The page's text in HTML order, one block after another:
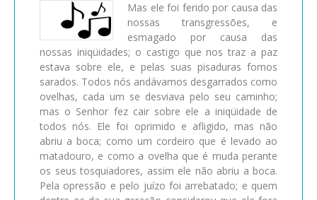
Mas ele foi ferido por causa das
nossas transgressões, e
esmagado por causa das
nossas iniqüidades; o castigo que nos traz a paz
estava sobre ele, e pelas suas pisaduras fomos
sarados. Todos nós andávamos desgarrados como
ovelhas, cada um se desviava pelo seu caminho;
mas o Senhor fez cair sobre ele a iniqüidade de
todos nós. Ele foi oprimido e afligido, mas não
abriu a boca; como um cordeiro que é levado ao
matadouro, e como a ovelha que é muda perante
os seus tosquiadores, assim ele não abriu a boca.
Pela opressão e pelo juízo foi arrebatado; e quem